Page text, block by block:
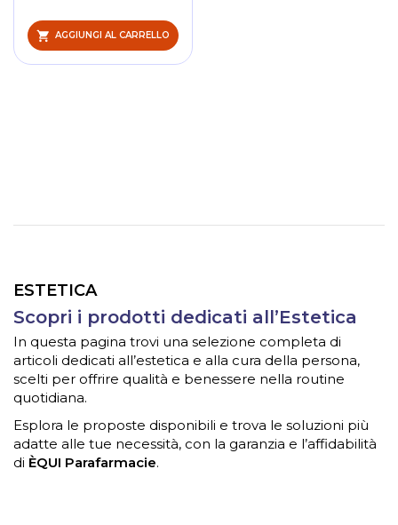
AGGIUNGI AL CARRELLO
ESTETICA
Scopri i prodotti dedicati all’Estetica
In questa pagina trovi una selezione completa di
articoli dedicati all’estetica e alla cura della persona,
scelti per offrire qualità e benessere nella routine
quotidiana.
Esplora le proposte disponibili e trova le soluzioni più
adatte alle tue necessità, con la garanzia e l’affidabilità
di ÈQUI Parafarmacie.